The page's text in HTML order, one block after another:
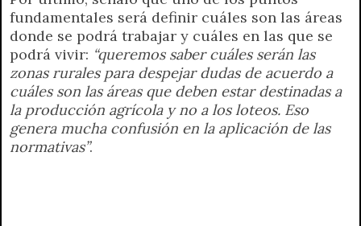
fundamentales será definir cuáles son las áreas
donde se podrá trabajar y cuáles en las que se
podrá vivir: “queremos saber cuáles serán las
zonas rurales para despejar dudas de acuerdo a
cuáles son las áreas que deben estar destinadas a
la producción agrícola y no a los loteos. Eso
genera mucha confusión en la aplicación de las
normativas”.